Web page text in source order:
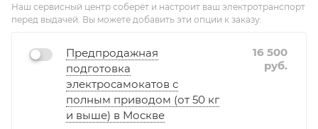
Наш сервисный центр соберёт и настроит ваш электротранспорт
перед выдачей. Вы можете добавить эти опции к заказу:
Предпродажная
подготовка
электросамокатов с
полным приводом (от 50 кг
и выше) в Москве
16 500
руб.